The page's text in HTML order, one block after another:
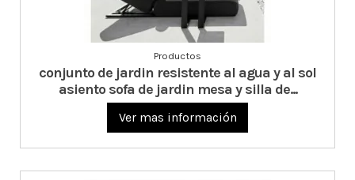
Productos
conjunto de jardin resistente al agua y al sol
asiento sofa de jardin mesa y silla de...
Ver mas información